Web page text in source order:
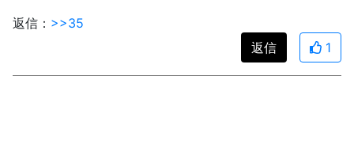
返信： >>35
返信
1